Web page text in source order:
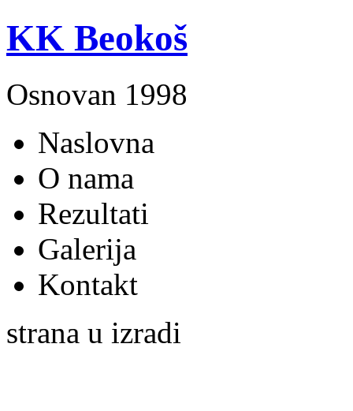
KK Beokoš
Osnovan 1998
Naslovna
O nama
Rezultati
Galerija
Kontakt
strana u izradi